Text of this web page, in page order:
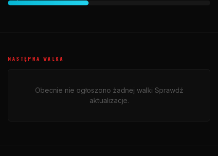
NASTĘPNA WALKA
Obecnie nie ogłoszono żadnej walki Sprawdź
aktualizacje.